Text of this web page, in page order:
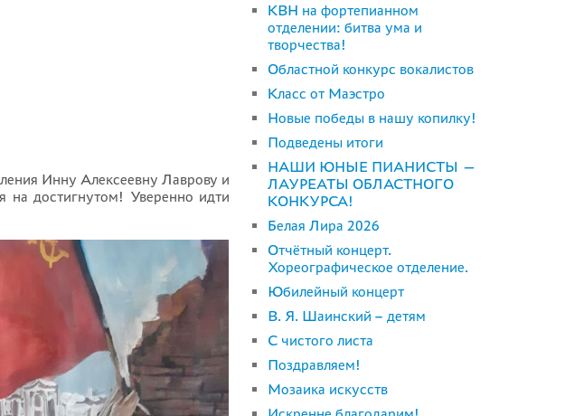
Инну Алексеевну Лаврову и
на достигнутом! Уверенно идти
КВН на фортепианном
отделении: битва ума и
творчества!
Областной конкурс вокалистов
Класс от Маэстро
Новые победы в нашу копилку!
Подведены итоги
НАШИ ЮНЫЕ ПИАНИСТЫ —
ЛАУРЕАТЫ ОБЛАСТНОГО
КОНКУРСА!
Белая Лира 2026
Отчётный концерт.
Хореографическое отделение.
Юбилейный концерт
В. Я. Шаинский – детям
С чистого листа
Поздравляем!
Мозаика искусств